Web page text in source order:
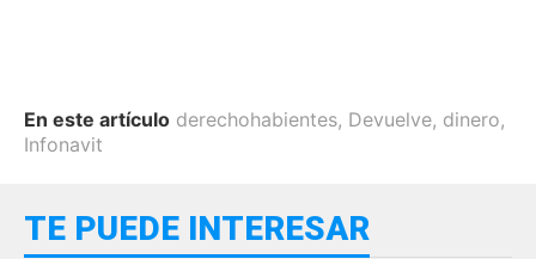
En este artículo derechohabientes, Devuelve, dinero,
Infonavit
TE PUEDE INTERESAR